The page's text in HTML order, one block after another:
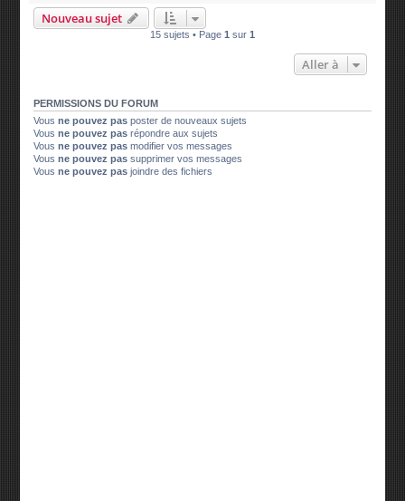
Nouveau sujet
15 sujets • Page 1 sur 1
Aller à
PERMISSIONS DU FORUM
Vousne pouvez pas poster de nouveaux sujets
Vousne pouvez pas répondre aux sujets
Vousne pouvez pas modifier vos messages
Vousne pouvez pas supprimer vos messages
Vousne pouvez pas joindre des fichiers